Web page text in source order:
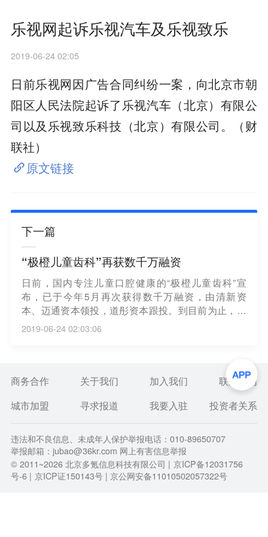
乐视网起诉乐视汽车及乐视致乐
2019-06-24 02:05
日前乐视网因广告合同纠纷一案，向北京市朝
阳区人民法院起诉了乐视汽车（北京）有限公
司以及乐视致乐科技（北京）有限公司。（财
联社）
原文链接
下一篇
“极橙儿童齿科”再获数千万融资
日前，国内专注儿童口腔健康的“极橙儿童齿科”宣
布，已于今年5月再次获得数千万融资，由清新资
本、迈通资本领投，道彤资本跟投。到目前为止，极
橙拥有3城11所连锁机构，其中上海分布7所，天津3
2019-06-24 02:03:06
商务合作 关于我们 加入我们
联系我们
城市加盟
寻求报道 我要入驻 投资者关系
违法和不良信息、未成年人保护举报电话：010-89650707
举报邮箱：jubao@36kr.com 网上有害信息举报
© 2011~2026北京多氪信息科技有限公司 | 京ICP备12031756
号-6 | 京ICP证150143号 | 京公网安备11010502057322号